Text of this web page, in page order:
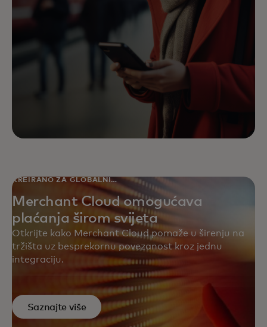
KREIRANO ZA GLOBALNI
DOMET
Merchant Cloud omogućava
plaćanja širom svijeta
Otkrijte kako Merchant Cloud pomaže u širenju na
tržišta uz besprekornu povezanost kroz jednu
integraciju.
Saznajte više